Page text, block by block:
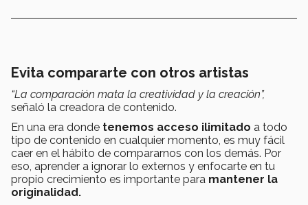
Evita compararte con otros artistas
“La comparación mata la creatividad y la creación”,
señaló la creadora de contenido.
En una era donde tenemos acceso ilimitado a todo
tipo de contenido en cualquier momento, es muy fácil
caer en el hábito de compararnos con los demás. Por
eso, aprender a ignorar lo externos y enfocarte en tu
propio crecimiento es importante para mantener la
originalidad.